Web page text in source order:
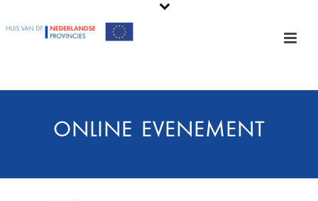
ONLINE EVENEMENT